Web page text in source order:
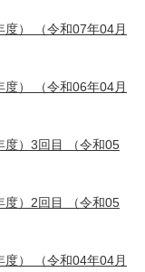
）
（令和07年04月
）
（令和06年04月
度）3回目
（令和05
度）2回目
（令和05
）
（令和04年04月